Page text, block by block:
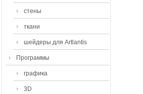
стены
ткани
шейдеры для Artlantis
Программы
графика
3D